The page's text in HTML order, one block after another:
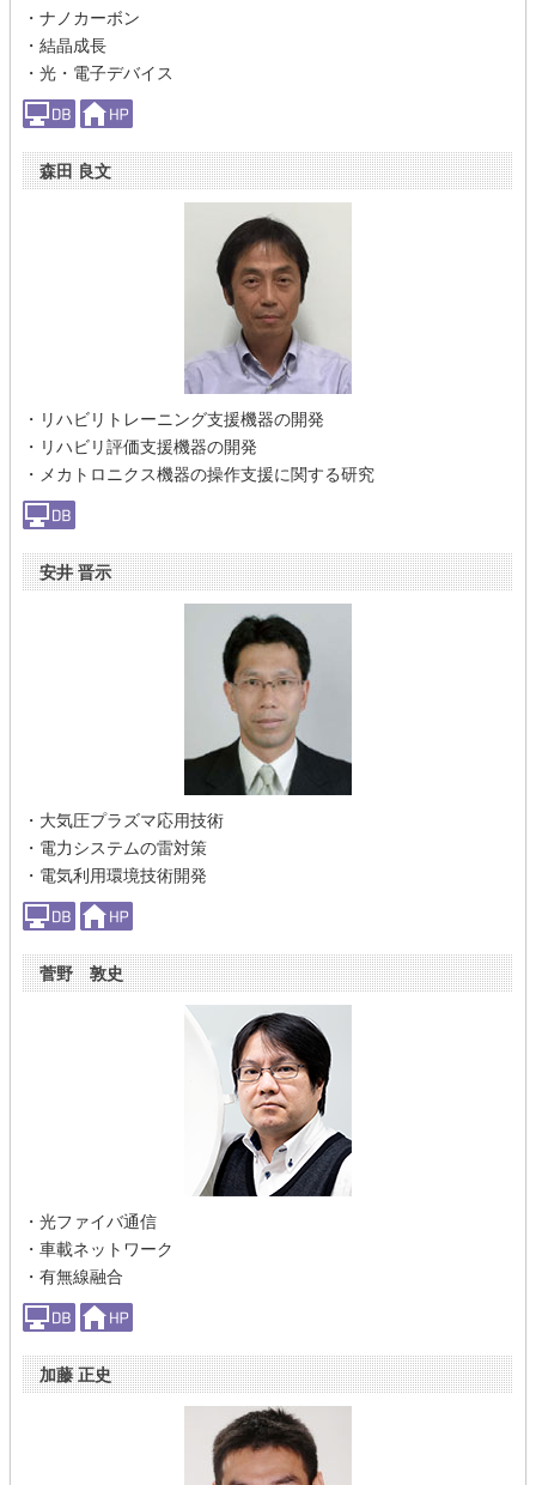
・ナノカーボン
・結晶成長
・光・電子デバイス
森田 良文
・リハビリトレーニング支援機器の開発
・リハビリ評価支援機器の開発
・メカトロニクス機器の操作支援に関する研究
安井 晋示
・大気圧プラズマ応用技術
・電力システムの雷対策
・電気利用環境技術開発
菅野 敦史
・光ファイバ通信
・車載ネットワーク
・有無線融合
加藤 正史